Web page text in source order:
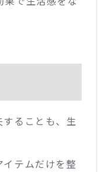
ることも、生
テムだけを整